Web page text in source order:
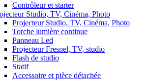
Contrôleur et starter
Studio, TV, Cinéma, Photo
Projecteur Studio, TV, Cinéma, Photo
Torche lumière continue
Panneau Led
Projecteur Fresnel, TV, studio
Flash de studio
Statif
Accessoire et pièce détachée